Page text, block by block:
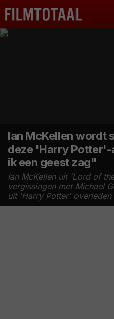
Ian McKellen wordt
deze 'Harry
ik een geest zag"
Ian McKellen uit 'Lord of
vergissingen met Michael
uit 'Harry Potter' overleden